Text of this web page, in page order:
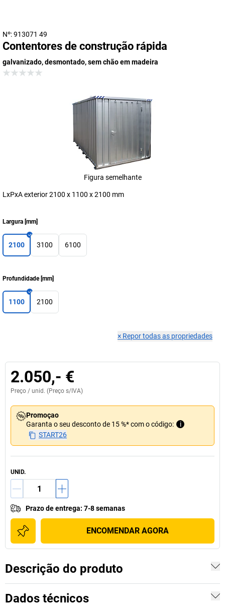
Nº: 913071 49
Contentores de construção rápida
galvanizado, desmontado, sem chão em madeira
Figura semelhante
LxPxA exterior 2100 x 1100 x 2100 mm
Largura [mm]
2100 3100 6100
Profundidade[mm]
1100 2100
× Repor todas as propriedades
2.050,- €
Preço / unid. (Preço s/IVA)
Promoçao
Garanta o seu desconto de 15 %* com o código:
i
START26
UNID.
Prazo de entrega: 7-8 semanas
ENCOMENDAR AGORA
Descrição do produto
Dados técnicos